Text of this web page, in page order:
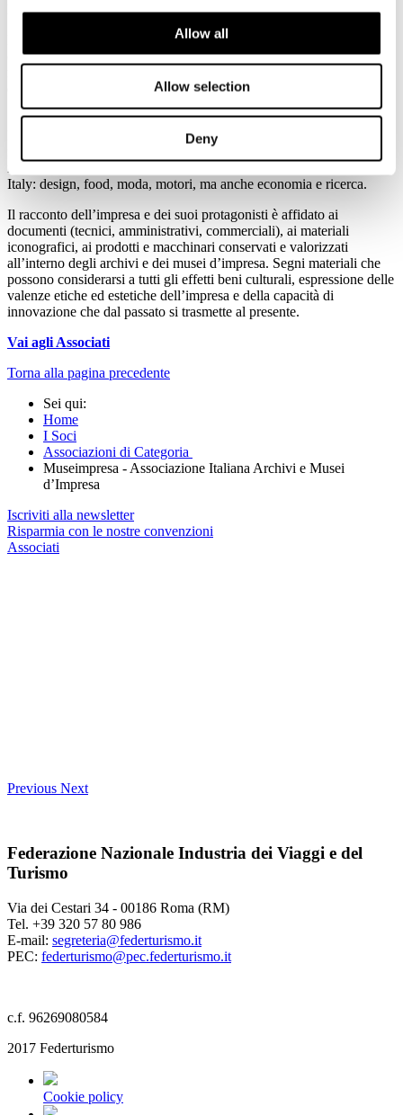
Allow all
Allow selection
Deny
Presidente di Museimpresa.
La creazione di un sistema di archivi e musei aziendali, la
di standard qualitativie la promozione del concetto di
dell’Associazione, sottoscritte nelManifesto di intenti
Settembre del 2001.
Le aziende e gli enti che aderiscono a Museimpresa offrono una
ricca panoramica della storia produttiva, culturale e progettuale del
Italy: design, food, moda, motori, ma anche economia e ricerca.
Il racconto dell’impresa e dei suoi protagonisti è affidato ai
documenti (tecnici, amministrativi, commerciali), ai materiali
iconografici, ai prodotti e macchinari conservati e valorizzati
all’interno degli archivi e dei musei d’impresa. Segni materiali che
possono considerarsi a tutti gli effetti beni culturali, espressione delle
valenze etiche ed estetiche dell’impresa e della capacità di
innovazione che dal passato si trasmette al presente.
Vai agli Associati
Torna alla pagina precedente
Sei qui:
Home
I Soci
Associazioni di Categoria
Museimpresa - Associazione Italiana Archivi e Musei
d’Impresa
Iscriviti alla newsletter
Risparmia con le nostre convenzioni
Associati
Previous Next
Federazione Nazionale Industria dei Viaggi e del
Turismo
Via dei Cestari 34 - 00186 Roma (RM)
Tel. +39 320 57 80 986
E-mail: segreteria@federturismo.it
PEC: federturismo@pec.federturismo.it
c.f. 96269080584
2017 Federturismo
Cookie policy